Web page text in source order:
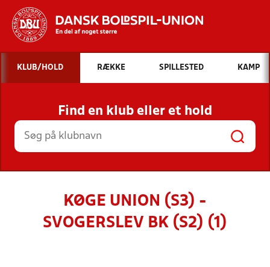
Hvad vil du søge efter?
INDHOLD OG NYHEDER
STILLINGER, RESULTATER, KLUBBER OG
HOLD
KLUB/HOLD RÆKKE SPILLESTED KAMP
Find en klub eller et hold
KØGE UNION (S3) -
SVOGERSLEV BK (S2) (1)